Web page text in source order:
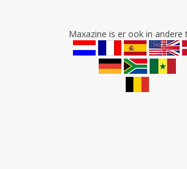
Maxazine is er ook in andere